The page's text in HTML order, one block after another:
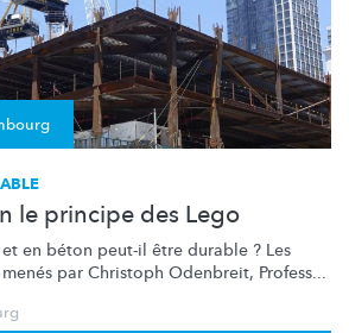
le principe des Lego
en béton peut-il être durable ? Les
par Christoph Odenbreit, Profess...